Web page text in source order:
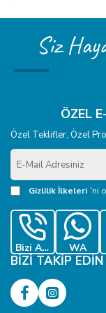
Bu ürün delik
Hayır. Bu ürün
Siz
ÖZEL
Özel Teklifler, Özel
E-
Mail
Adresiniz
Gizlilik İlkeleri 'ni
Bizi Ara WA
BIZI TAKIP EDIN